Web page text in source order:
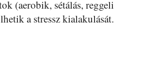
(aerobik, sétálás, reggeli
a stressz kialakulását.